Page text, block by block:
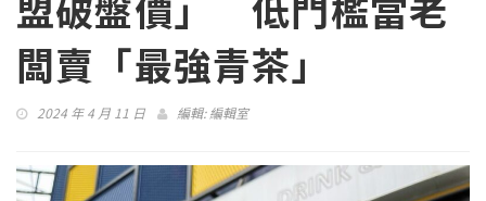
闆賣「最強青茶」
2024 年 4 月 11 日 編輯:編輯室